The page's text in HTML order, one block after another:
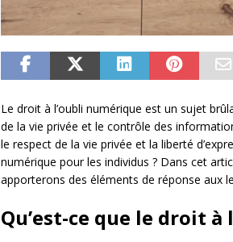
Le droit à l’oubli numérique est un sujet
de la vie privée et le contrôle des
le respect de la vie privée et la liberté
numérique pour les individus ? Dans cet
apporterons des éléments de réponse aux
Qu’est-ce que le droit